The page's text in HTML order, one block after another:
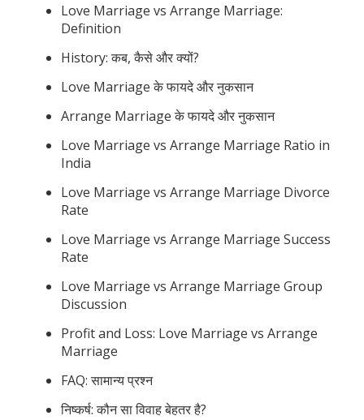
Love Marriage vs Arrange Marriage:
Definition
History: कब, कैसे और क्यों?
Love Marriage के फायदे और नुकसान
Arrange Marriage के फायदे और नुकसान
Love Marriage vs Arrange Marriage Ratio in
India
Love Marriage vs Arrange Marriage Divorce
Rate
Love Marriage vs Arrange Marriage Success
Rate
Love Marriage vs Arrange Marriage Group
Discussion
Profit and Loss: Love Marriage vs Arrange
Marriage
FAQ: सामान्य प्रश्न
निष्कर्ष: कौन सा विवाह बेहतर है?